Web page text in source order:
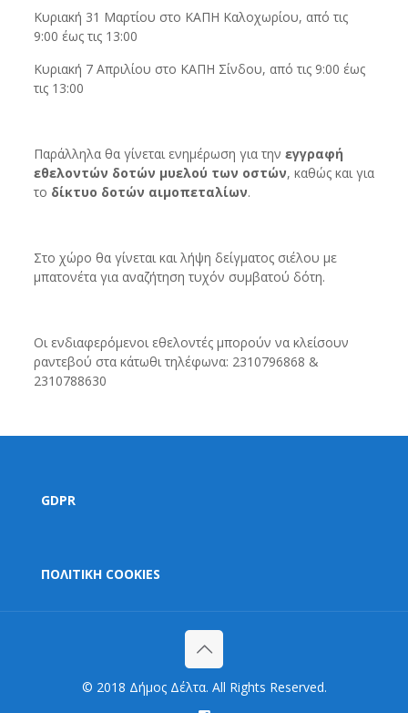
Κυριακή 31 Μαρτίου στο ΚΑΠΗ Καλοχωρίου, από τις
9:00 έως τις 13:00
Κυριακή 7 Απριλίου στο ΚΑΠΗ Σίνδου, από τις 9:00 έως
τις 13:00
Παράλληλα θα γίνεται ενημέρωση για την εγγραφή
εθελοντών δοτών μυελού των οστών, καθώς και για
το δίκτυο δοτών αιμοπεταλίων.
Στο χώρο θα γίνεται και λήψη δείγματος σιέλου με
μπατονέτα για αναζήτηση τυχόν συμβατού δότη.
Οι ενδιαφερόμενοι εθελοντές μπορούν να κλείσουν
ραντεβού στα κάτωθι τηλέφωνα: 2310796868 &
2310788630
GDPR
ΠΟΛΙΤΙΚΗ COOKIES
© 2018 Δήμος Δέλτα. All Rights Reserved.